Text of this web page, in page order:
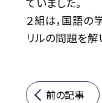
２組は，国語の
リルの問題を解
前の記事